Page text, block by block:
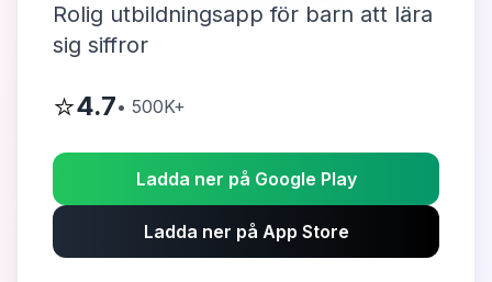
Rolig utbildningsapp för barn att lära
sig siffror
⭐4.7• 500K+
Ladda ner på Google Play
Ladda ner på App Store